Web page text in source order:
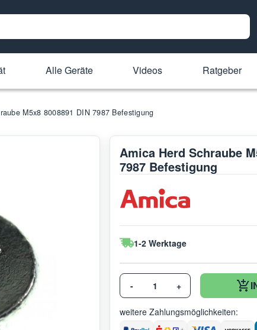
Alle Geräte Videos Ratgeber
M5x8 8008891 DIN 7987 Befestigung
Amica Herd Schraube
7987 Befestigung
1-2 Werktage
- +
weitere Zahlungsmöglichkeiten: